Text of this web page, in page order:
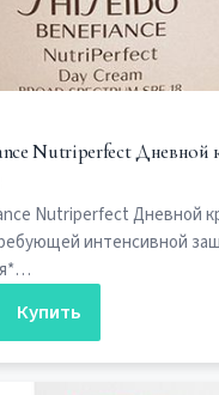
Nutriperfect Дневной
Nutriperfect Дневной
интенсивной
Купить